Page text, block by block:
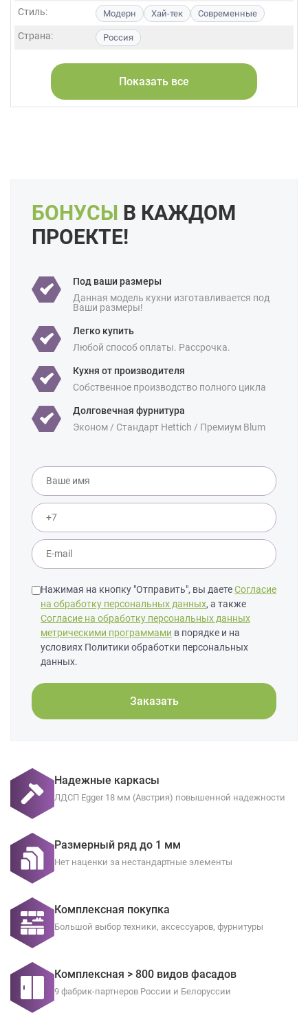
Стиль: Модерн Хай-тек Современные
Страна: Россия
ЛДСП МДФ Пластик
Акрил
Пленка
Эмаль
Форма кухни: Угловая С барной стойкой
Под дерево
Без верхних шкафов
Готовые
Производство: Российские
Бюджетные
Назначение: В частный дом
Площадь: 12 кв м 18 кв м
Показать все
БОНУСЫ В КАЖДОМ
ПРОЕКТЕ!
Под ваши размеры
Данная модель кухни изготавливается под
Ваши размеры!
Легко купить
Любой способ оплаты. Рассрочка.
Кухня от производителя
Собственное производство полного цикла
Долговечная фурнитура
Эконом / Стандарт Hettich / Премиум Blum
Нажимая на кнопку "Отправить", вы даетеСогласие
на обработку персональных данных, а также
Согласие на обработку персональных данных
метрическими программами в порядке и на
условиях Политики обработки персональных
данных.
Заказать
Надежные каркасы
ЛДСП Egger 18 мм (Австрия) повышенной надежности
Размерный ряд до 1 мм
Нет наценки за нестандартные элементы
Комплексная покупка
Большой выбор техники, аксессуаров, фурнитуры
Комплексная > 800 видов фасадов
9 фабрик-партнеров России и Белоруссии